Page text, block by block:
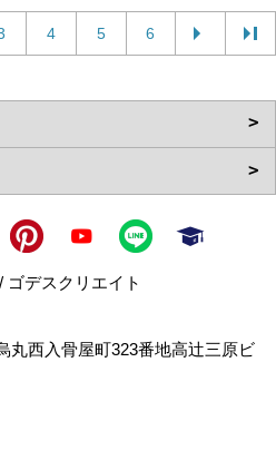
4 5 6
デスクリエイト
丸西入骨屋町323番地高辻三原ビ